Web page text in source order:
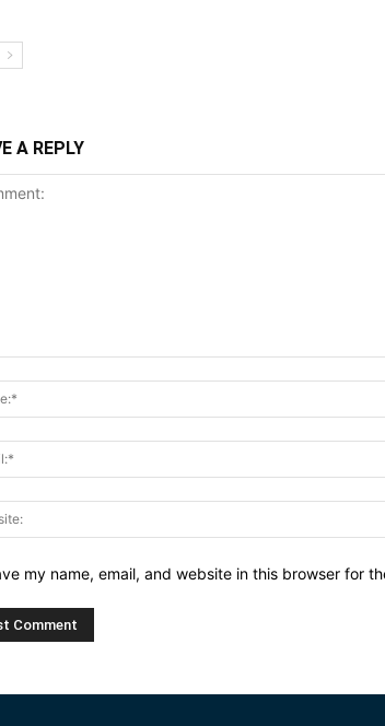
A REPLY
my name, email, and website in this browser for